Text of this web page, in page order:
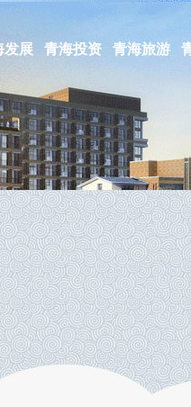
发展 青海投资 青海旅游